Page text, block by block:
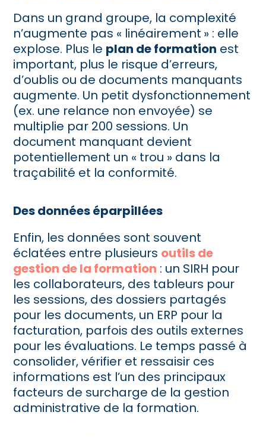
Dans un grand groupe, la complexité
n’augmente pas « linéairement » : elle
explose. Plus le plan de formation est
important, plus le risque d’erreurs,
d’oublis ou de documents manquants
augmente. Un petit dysfonctionnement
(ex. une relance non envoyée) se
multiplie par 200 sessions. Un
document manquant devient
potentiellement un « trou » dans la
traçabilité et la conformité.
Des données éparpillées
Enfin, les données sont souvent
éclatées entre plusieurs outilsde
gestion de la formation : un SIRH pour
les collaborateurs, des tableurs pour
les sessions, des dossiers partagés
pour les documents, un ERP pour la
facturation, parfois des outils externes
pour les évaluations. Le temps passé à
consolider, vérifier et ressaisir ces
informations est l’un des principaux
facteurs de surcharge de la gestion
administrative de la formation.